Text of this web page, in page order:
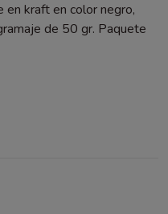
kraft en color negro,
de 50 gr. Paquete